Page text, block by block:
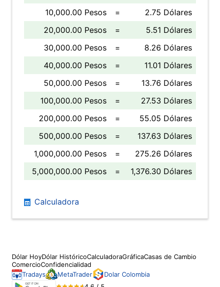
10,000.00 Pesos
=
2.75 Dólares
20,000.00 Pesos
=
5.51 Dólares
30,000.00 Pesos
=
8.26 Dólares
40,000.00 Pesos
=
11.01 Dólares
50,000.00 Pesos
=
13.76 Dólares
100,000.00 Pesos
=
27.53 Dólares
200,000.00 Pesos
=
55.05 Dólares
500,000.00 Pesos
=
137.63 Dólares
1,000,000.00 Pesos
=
275.26 Dólares
5,000,000.00 Pesos
= 1,376.30 Dólares
Calculadora
Dólar HoyDólar HistóricoCalculadoraGráficaCasas de Cambio
ComercioConfidencialidad
Tradays
MetaTrader
Dolar Colombia